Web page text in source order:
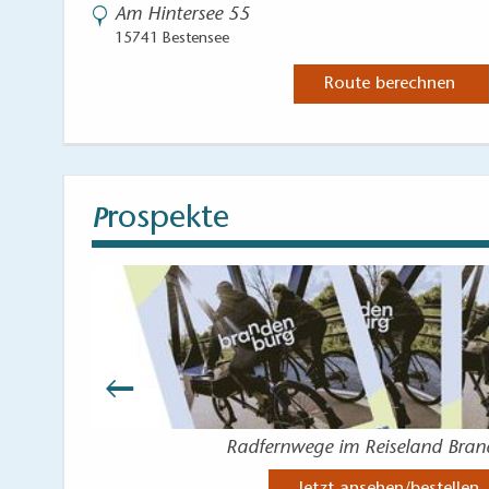
Am Hintersee 55
15741 Bestensee
Route berechnen
Prospekte
Radfernwege im Reiseland